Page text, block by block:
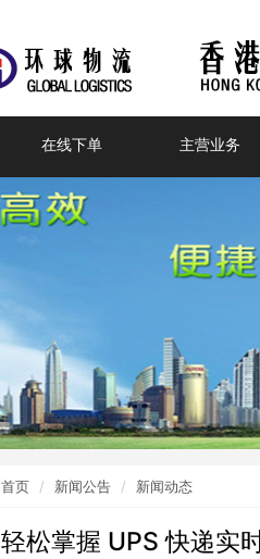
在线下单 主营业务
首页 新闻公告 新闻动态
轻松掌握 UPS 快递实